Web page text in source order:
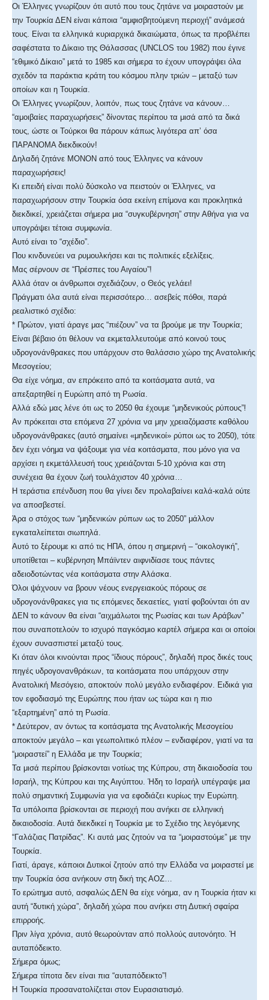
Οι Έλληνες γνωρίζουν ότι αυτό που τους ζητάνε να μοιραστούν με
την Τουρκία ΔΕΝ είναι κάποια “αμφισβητούμενη περιοχή” ανάμεσά
τους. Είναι τα ελληνικά κυριαρχικά δικαιώματα, όπως τα προβλέπει
σαφέστατα το Δίκαιο της Θάλασσας (UNCLOS του 1982) που έγινε
“εθιμικό Δίκαιο” μετά το 1985 και σήμερα το έχουν υπογράψει όλα
σχεδόν τα παράκτια κράτη του κόσμου πλην τριών – μεταξύ των
οποίων και η Τουρκία.
Οι Έλληνες γνωρίζουν, λοιπόν, πως τους ζητάνε να κάνουν…
“αμοιβαίες παραχωρήσεις” δίνοντας περίπου τα μισά από τα δικά
τους, ώστε οι Τούρκοι θα πάρουν κάπως λιγότερα απ’ όσα
ΠΑΡΑΝΟΜΑ διεκδικούν!
Δηλαδή ζητάνε ΜΟΝΟΝ από τους Έλληνες να κάνουν
παραχωρήσεις!
Κι επειδή είναι πολύ δύσκολο να πειστούν οι Έλληνες, να
παραχωρήσουν στην Τουρκία όσα εκείνη επίμονα και προκλητικά
διεκδικεί, χρειάζεται σήμερα μια “συγκυβέρνηση” στην Αθήνα για να
υπογράψει τέτοια συμφωνία.
Αυτό είναι το “σχέδιο”.
Που κινδυνεύει να ρυμουλκήσει και τις πολιτικές εξελίξεις.
Μας σέρνουν σε “Πρέσπες του Αιγαίου”!
Αλλά όταν οι άνθρωποι σχεδιάζουν, ο Θεός γελάει!
Πράγματι όλα αυτά είναι περισσότερο… ασεβείς πόθοι, παρά
ρεαλιστικό σχέδιο:
* Πρώτον, γιατί άραγε μας “πιέζουν” να τα βρούμε με την Τουρκία;
Είναι βέβαιο ότι θέλουν να εκμεταλλευτούμε από κοινού τους
υδρογονάνθρακες που υπάρχουν στο θαλάσσιο χώρο της Ανατολικής
Μεσογείου;
Θα είχε νόημα, αν επρόκειτο από τα κοιτάσματα αυτά, να
απεξαρτηθεί η Ευρώπη από τη Ρωσία.
Αλλά εδώ μας λένε ότι ως το 2050 θα έχουμε “μηδενικούς ρύπους”!
Αν πρόκειται στα επόμενα 27 χρόνια να μην χρειαζόμαστε καθόλου
υδρογονάνθρακες (αυτό σημαίνει «μηδενικοί» ρύποι ως το 2050), τότε
δεν έχει νόημα να ψάξουμε για νέα κοιτάσματα, που μόνο για να
αρχίσει η εκμετάλλευσή τους χρειάζονται 5-10 χρόνια και στη
συνέχεια θα έχουν ζωή τουλάχιστον 40 χρόνια…
Η τεράστια επένδυση που θα γίνει δεν προλαβαίνει καλά-καλά ούτε
να αποσβεστεί.
Άρα ο στόχος των “μηδενικών ρύπων ως το 2050” μάλλον
εγκαταλείπεται σιωπηλά.
Αυτό το ξέρουμε κι από τις ΗΠΑ, όπου η σημερινή – “οικολογική”,
υποτίθεται – κυβέρνηση Μπάϊντεν αιφνιδίασε τους πάντες
αδειοδοτώντας νέα κοιτάσματα στην Αλάσκα.
Όλοι ψάχνουν να βρουν νέους ενεργειακούς πόρους σε
υδρογονάνθρακες για τις επόμενες δεκαετίες, γιατί φοβούνται ότι αν
ΔΕΝ το κάνουν θα είναι “αιχμάλωτοι της Ρωσίας και των Αράβων”
που συναποτελούν το ισχυρό παγκόσμιο καρτέλ σήμερα και οι οποίοι
έχουν συνασπιστεί μεταξύ τους.
Κι όταν όλοι κινούνται προς “ίδιους πόρους”, δηλαδή προς δικές τους
πηγές υδρογονανθράκων, τα κοιτάσματα που υπάρχουν στην
Ανατολική Μεσόγειο, αποκτούν πολύ μεγάλο ενδιαφέρον. Ειδικά για
τον εφοδιασμό της Ευρώπης που ήταν ως τώρα και η πιο
“εξαρτημένη” από τη Ρωσία.
* Δεύτερον, αν όντως τα κοιτάσματα της Ανατολικής Μεσογείου
αποκτούν μεγάλο – και γεωπολιτικό πλέον – ενδιαφέρον, γιατί να τα
“μοιραστεί” η Ελλάδα με την Τουρκία;
Τα μισά περίπου βρίσκονται νοτίως της Κύπρου, στη δικαιοδοσία του
Ισραήλ, της Κύπρου και της Αιγύπτου. Ήδη το Ισραήλ υπέγραψε μια
πολύ σημαντική Συμφωνία για να εφοδιάζει κυρίως την Ευρώπη.
Τα υπόλοιπα βρίσκονται σε περιοχή που ανήκει σε ελληνική
δικαιοδοσία. Αυτά διεκδικεί η Τουρκία με το Σχέδιο της λεγόμενης
“Γαλάζιας Πατρίδας”. Κι αυτά μας ζητούν να τα “μοιραστούμε” με την
Τουρκία.
Γιατί, άραγε, κάποιοι Δυτικοί ζητούν από την Ελλάδα να μοιραστεί με
την Τουρκία όσα ανήκουν στη δική της ΑΟΖ…
Το ερώτημα αυτό, ασφαλώς ΔΕΝ θα είχε νόημα, αν η Τουρκία ήταν κι
αυτή “δυτική χώρα”, δηλαδή χώρα που ανήκει στη Δυτική σφαίρα
επιρροής.
Πριν λίγα χρόνια, αυτό θεωρούνταν από πολλούς αυτονόητο. Ή
αυταπόδεικτο.
Σήμερα όμως;
Σήμερα τίποτα δεν είναι πια “αυταπόδεικτο”!
Η Τουρκία προσανατολίζεται στον Ευρασιατισμό.